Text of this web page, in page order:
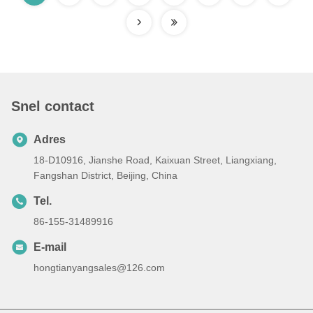
Snel contact
Adres
18-D10916, Jianshe Road, Kaixuan Street, Liangxiang,
Fangshan District, Beijing, China
Tel.
86-155-31489916
E-mail
hongtianyangsales@126.com